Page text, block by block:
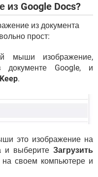
из Google Docs?
из документа
прост:
мыши изображение,
документе Google, и
.
это изображение на
и выберите Загрузить
на своем компьютере и